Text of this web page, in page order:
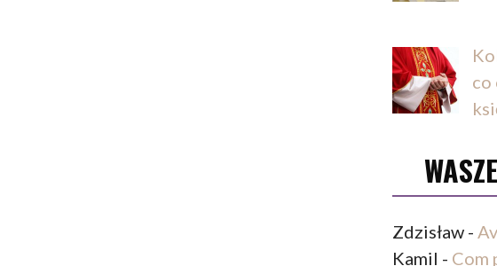
co
Zdzisław-
Kamil - Com